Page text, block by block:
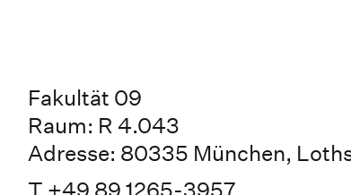
Fakultät 09
Raum: R 4.043
Adresse: 80335 München,